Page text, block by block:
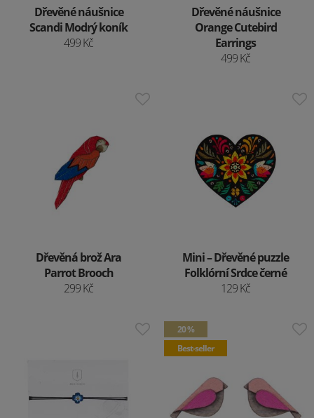
Dřevěné náušnice
Scandi Modrý koník
499 Kč
Dřevěné náušnice
Orange Cutebird
Earrings
499 Kč
Dřevěná brož Ara
Parrot Brooch
299 Kč
Mini – Dřevěné puzzle
Folklórní Srdce černé
129 Kč
20 %
Best-seller